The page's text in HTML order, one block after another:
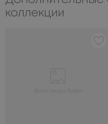
коллекции